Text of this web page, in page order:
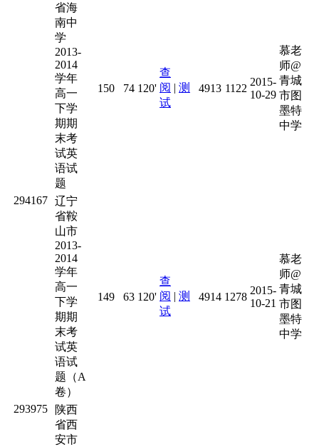
省海
南中
学
2013-
2014
学年
高一
下学
期期
末考
试英
语试
题
150 74 120'
查
阅 | 测
试
4913 1122
2015-
10-29
慕老
师@
青城
市图
墨特
中学
294167 辽宁
省鞍
山市
2013-
2014
学年
高一
下学
期期
末考
试英
语试
题（A
卷）
149 63 120'
查
阅 | 测
试
4914 1278
2015-
10-21
慕老
师@
青城
市图
墨特
中学
293975
陕西
省西
安市